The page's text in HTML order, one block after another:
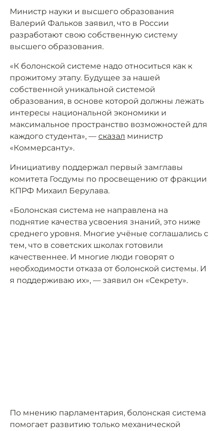
Министр науки и высшего образования
Валерий Фальков заявил, что в России
разработают свою собственную систему
высшего образования.
«К болонской системе надо относиться как к
прожитому этапу. Будущее за нашей
собственной уникальной системой
образования, в основе которой должны лежать
интересы национальной экономики и
максимальное пространство возможностей для
каждого студента», — сказал министр
«Коммерсанту».
Инициативу поддержал первый замглавы
комитета Госдумы по просвещению от фракции
КПРФ Михаил Берулава.
«Болонская система не направлена на
поднятие качества усвоения знаний, это ниже
среднего уровня. Многие учёные соглашались с
тем, что в советских школах готовили
качественнее. И многие люди говорят о
необходимости отказа от болонской системы. И
я поддерживаю их», — заявил он «Секрету».
По мнению парламентария, болонская система
помогает развитию только механической